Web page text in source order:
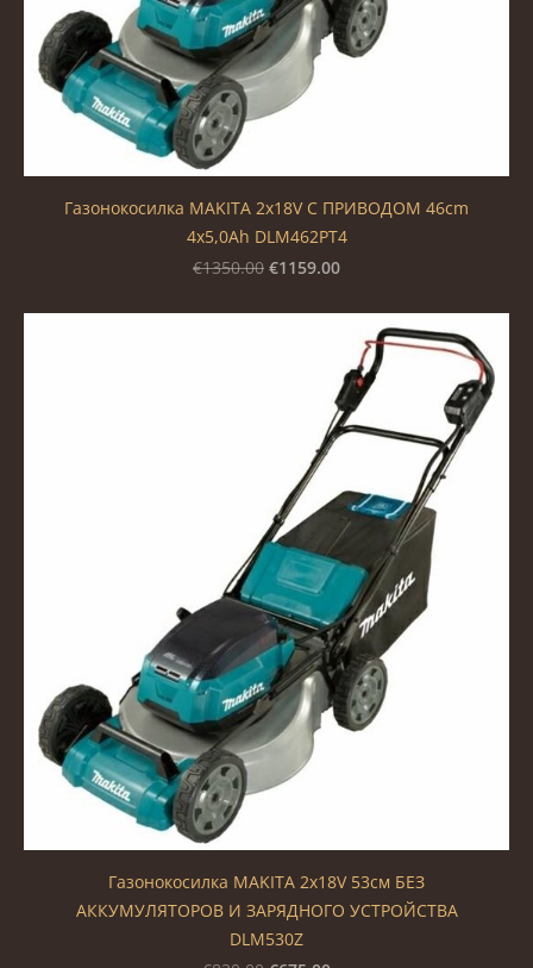
Газонокосилка MAKITA 2x18V С ПРИВОДОМ 46cm
4x5,0Ah DLM462PT4
€1350.00 €1159.00
Газонокосилка MAKITA 2x18V 53см БЕЗ
АККУМУЛЯТОРОВ И ЗАРЯДНОГО УСТРОЙСТВА
DLM530Z